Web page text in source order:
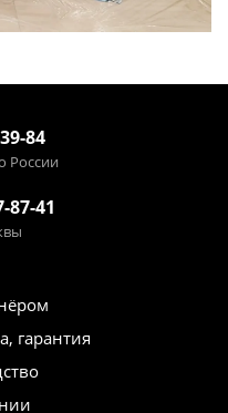
84
России
87-41
гарантия